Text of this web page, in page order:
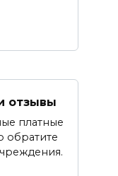
отзывы
платные
обратите